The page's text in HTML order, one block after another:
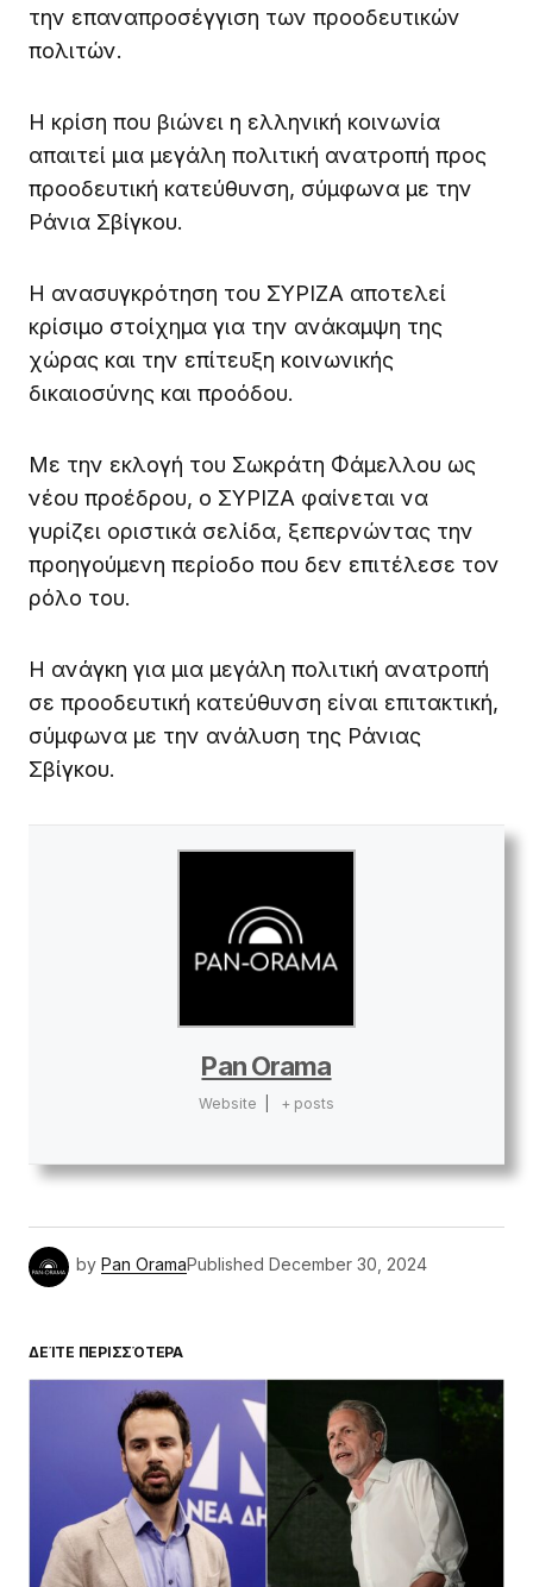
την επαναπροσέγγιση των προοδευτικών
πολιτών.
Η κρίση που βιώνει η ελληνική κοινωνία
απαιτεί μια μεγάλη πολιτική ανατροπή προς
προοδευτική κατεύθυνση, σύμφωνα με την
Ράνια Σβίγκου.
Η ανασυγκρότηση του ΣΥΡΙΖΑ αποτελεί
κρίσιμο στοίχημα για την ανάκαμψη της
χώρας και την επίτευξη κοινωνικής
δικαιοσύνης και προόδου.
Με την εκλογή του Σωκράτη Φάμελλου ως
νέου προέδρου, ο ΣΥΡΙΖΑ φαίνεται να
γυρίζει οριστικά σελίδα, ξεπερνώντας την
προηγούμενη περίοδο που δεν επιτέλεσε τον
ρόλο του.
Η ανάγκη για μια μεγάλη πολιτική ανατροπή
σε προοδευτική κατεύθυνση είναι επιτακτική,
σύμφωνα με την ανάλυση της Ράνιας
Σβίγκου.
Pan Orama
Website + posts
by Pan OramaPublished December 30, 2024
ΔΕΊΤΕ ΠΕΡΙΣΣΌΤΕΡΑ